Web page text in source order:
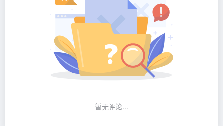
暂无评论...